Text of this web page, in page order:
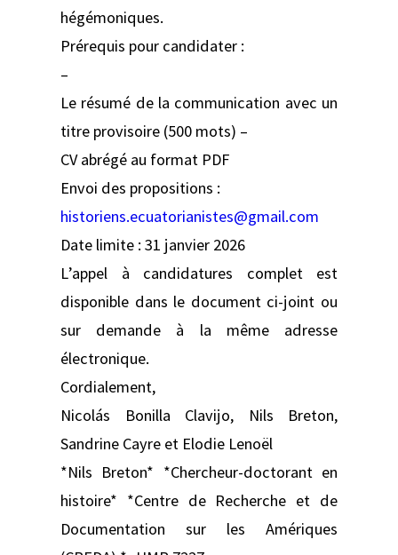
hégémoniques.
Prérequis pour candidater :
–
Le résumé de la communication avec un
titre provisoire (500 mots) –
CV abrégé au format PDF
Envoi des propositions :
historiens.ecuatorianistes@gmail.com
Date limite : 31 janvier 2026
L’appel à candidatures complet est
disponible dans le document ci-joint ou
sur demande à la même adresse
électronique.
Cordialement,
Nicolás Bonilla Clavijo, Nils Breton,
Sandrine Cayre et Elodie Lenoël
*Nils Breton* *Chercheur-doctorant en
histoire* *Centre de Recherche et de
Documentation sur les Amériques